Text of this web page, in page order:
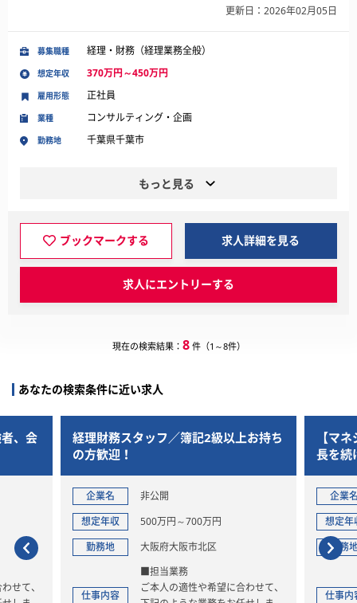
更新日：2026年02月05日
募集職種 経理・財務（経理業務全般）
想定年収 370万円～450万円
業種 コンサルティング・企画
勤務地 千葉県千葉市
雇用形態 正社員
もっと見る
ブックマークする 求人詳細を見る
求人にエントリーする
現在の検索結果： 8件（1～8件）
あなたの検索条件に近い求人
経理財務スタッフ／簿記2級以上お持ち
の方歓迎！
非公開
想定年収
500万円～700万円
大阪府大阪市北区
仕事内容
■担当業務
ご本人の適性や希望に合わせて、
【マネジメ
長を続ける
想定年収
勤務地
仕事内容